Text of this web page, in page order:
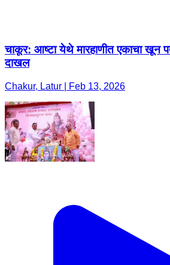
चाकूर: आष्टा येथे मारहाणीत एकाचा खून
दाखल
Chakur, Latur | Feb 13, 2026